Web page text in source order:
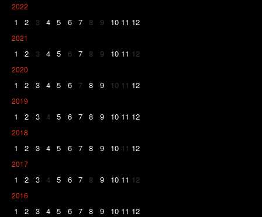
2022
1 2 3 4 5 6 7 8 9 10 11 12
2021
1 2 3 4 5 6 7 8 9 10 11 12
2020
1 2 3 4 5 6 7 8 9 10 11 12
2019
1 2 3 4 5 6 7 8 9 10 11 12
2018
1 2 3 4 5 6 7 8 9 10 11 12
2017
1 2 3 4 5 6 7 8 9 10 11 12
2016
1 2 3 4 5 6 7 8 9 10 11 12